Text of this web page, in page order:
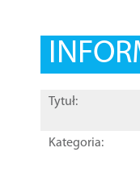
Tytuł:
Kategoria: